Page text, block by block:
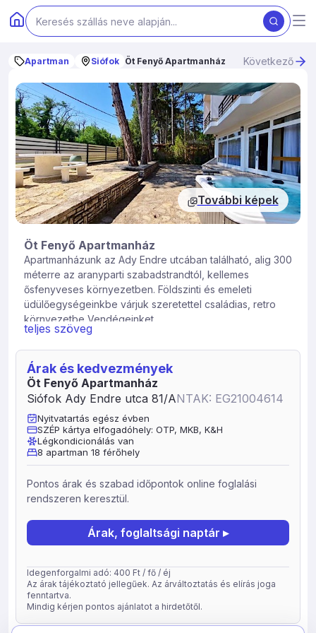
Apartman Siófok Öt Fenyő Apartmanház Következő
További képek
Öt Fenyő Apartmanház
Apartmanházunk az Ady Endre utcában található, alig 300
méterre az aranyparti szabadstrandtól, kellemes
ősfenyveses környezetben. Földszinti és emeleti
üdülőegységeinkbe várjuk szeretettel családias, retro
környezetbe Vendégeinket.
teljes szöveg
Árak és kedvezmények
Öt Fenyő Apartmanház
Siófok Ady Endre utca 81/ANTAK: EG21004614
Nyitvatartás egész évben
SZÉP kártya elfogadóhely: OTP, MKB, K&H
Légkondicionálás van
8 apartman 18 férőhely
Pontos árak és szabad időpontok online foglalási
rendszeren keresztül.
Árak, foglaltsági naptár ▸
Idegenforgalmi adó: 400 Ft / fő / éj
Az árak tájékoztató jellegűek. Az árváltoztatás és elírás joga
fenntartva.
Mindig kérjen pontos ajánlatot a hirdetőtől.